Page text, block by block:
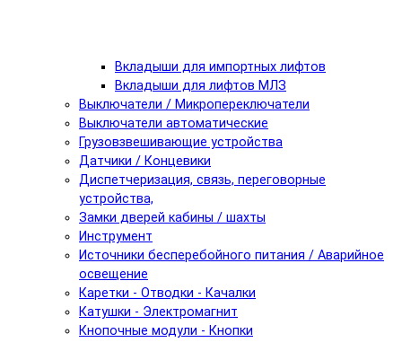
Вкладыши для импортных лифтов
Вкладыши для лифтов МЛЗ
Выключатели / Микропереключатели
Выключатели автоматические
Грузовзвешивающие устройства
Датчики / Концевики
Диспетчеризация, связь, переговорные
устройства,
Замки дверей кабины / шахты
Инструмент
Источники бесперебойного питания / Аварийное
освещение
Каретки - Отводки - Качалки
Катушки - Электромагнит
Кнопочные модули - Кнопки